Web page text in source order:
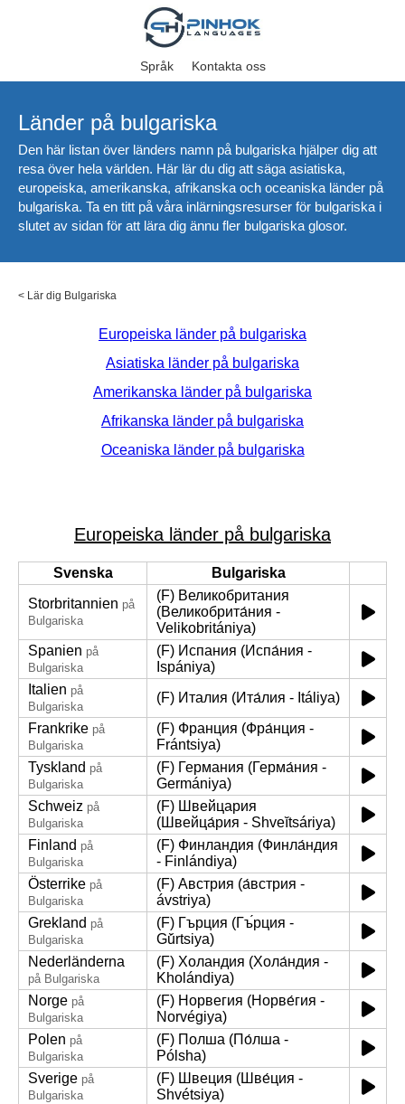
Språk Kontakta oss
Länder på bulgariska
Den här listan över länders namn på bulgariska hjälper dig att
resa över hela världen. Här lär du dig att säga asiatiska,
europeiska, amerikanska, afrikanska och oceaniska länder på
bulgariska. Ta en titt på våra inlärningsresurser för bulgariska i
slutet av sidan för att lära dig ännu fler bulgariska glosor.
< Lär dig Bulgariska
Europeiska länder på bulgariska
Asiatiska länder på bulgariska
Amerikanska länder på bulgariska
Afrikanska länder på bulgariska
Oceaniska länder på bulgariska
Europeiska länder på bulgariska
Svenska
Bulgariska
Storbritannien på
Bulgariska
(F) Великобритания
(Великобрита́ния -
Velikobritániya)
Spanien på
Bulgariska
(F) Испания (Испа́ния -
Ispániya)
Italien på
Bulgariska
(F) Италия (Ита́лия - Itáliya)
Frankrike på
Bulgariska
(F) Франция (Фра́нция -
Frántsiya)
Tyskland på
Bulgariska
(F) Германия (Герма́ния -
Germániya)
Schweiz på
Bulgariska
(F) Швейцария
(Швейца́рия - Shveĭtsáriya)
Finland på
Bulgariska
(F) Финландия (Финла́ндия
- Finlándiya)
Österrike på
Bulgariska
(F) Австрия (а́встрия -
ávstriya)
Grekland på
Bulgariska
(F) Гърция (Гъ́рция -
Gŭ́rtsiya)
Nederländerna
på Bulgariska
(F) Холандия (Хола́ндия -
Kholándiya)
Norge på
Bulgariska
(F) Норвегия (Норве́гия -
Norvégiya)
Polen på
Bulgariska
(F) Полша (По́лша -
Pólsha)
Sverige på
Bulgariska
(F) Швеция (Шве́ция -
Shvétsiya)